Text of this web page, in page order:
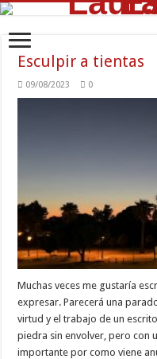
Esculpir a tientas
09/08/2023 0
Muchas veces me gustaría
expresar. Parecerá una
virtud y el trabajo de un
piedra sin envolver, pero con
importante por como viene